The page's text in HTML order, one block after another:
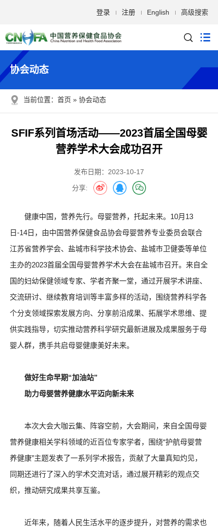
登录 注册 English 高级搜索
协会动态
当前位置： 首页 协会动态
SFIF系列首场活动——2023首届全国母婴
营养学术大会成功召开
发布日期：2023-10-17
分享:
健康中国，营养先行。母婴营养，托起未来。10月13
日-14日，由中国营养保健食品协会母婴营养专业委员会联合
江苏省营养学会、盐城市科学技术协会、盐城市卫健委等单位
主办的2023首届全国母婴营养学术大会在盐城市召开。来自全
国的妇幼保健领域专家、学者齐聚一堂，通过开展学术讲座、
交流研讨、继续教育培训等丰富多样的活动，围绕营养科学各
个分支领域探索发展方向、分享前沿成果、拓展学术思维、提
供实践指导，切实推动营养科学研究最新进展及成果服务于母
婴人群，携手共启母婴健康美好未来。
做好生命早期“加油站”
助力母婴营养健康水平迈向新未来
本次大会大咖云集、阵容空前，大会期间，来自全国母婴
营养健康相关学科领域的近百位专家学者，围绕“护航母婴营
养健康”主题发表了一系列学术报告，贡献了大量真知灼见，
同期还进行了深入的学术交流对话，通过展开精彩的观点交
织，推动研究成果共享互鉴。
近年来，随着人民生活水平的逐步提升，对营养的需求也